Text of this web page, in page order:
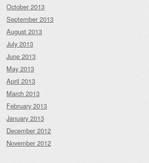
October 2013
September 2013
August 2013
July 2013
June 2013
May 2013
April 2013
March 2013
February 2013
January 2013
December 2012
November 2012